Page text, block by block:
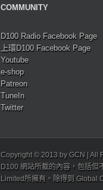
COMMUNITY
D100 Radio Facebook Page
上環D100 Facebook Page
Youtube
e-shop
Patreon
TuneIn
Twitter
Copyright © 2013 by GCN | All
D100 網站所載的內容，包括
Limited所擁有。除得到 Global